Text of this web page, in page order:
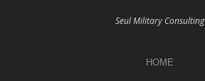
Seul Military Consulting
HOME